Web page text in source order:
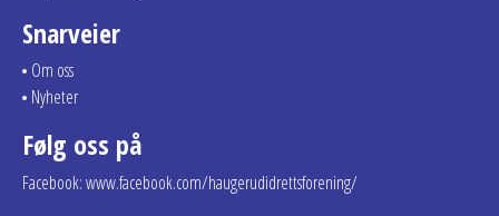
Snarveier
Om oss
Nyheter
Følg oss på
Facebook: www.facebook.com/haugerudidrettsforening/